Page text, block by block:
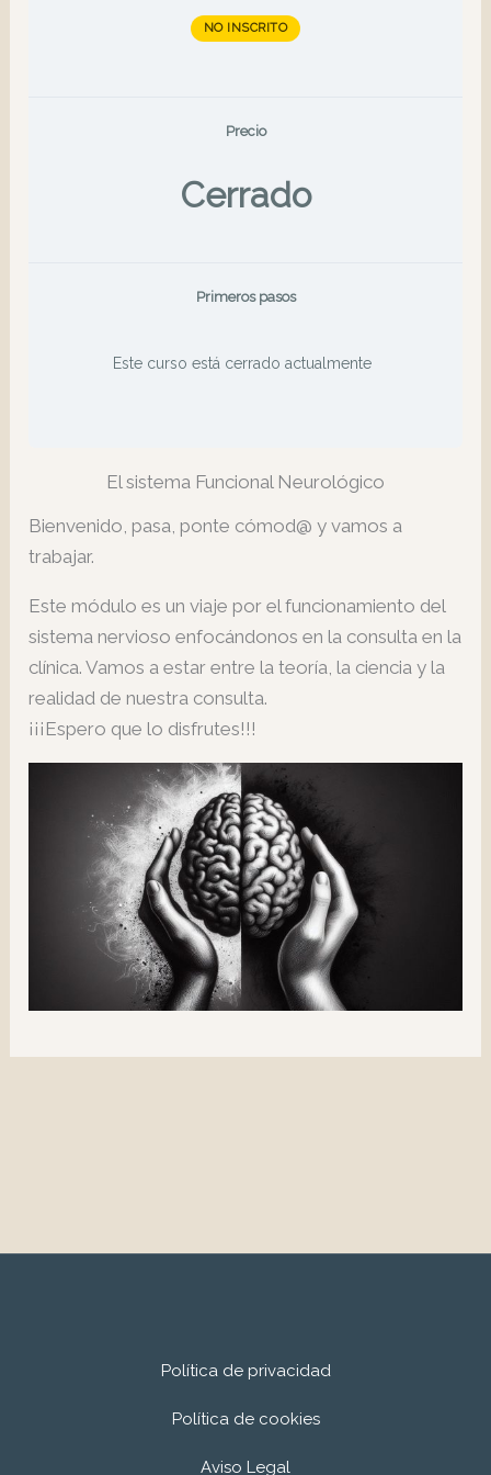
NO INSCRITO
Precio
Cerrado
Primeros pasos
Este curso está cerrado actualmente
El sistema Funcional Neurológico
Bienvenido, pasa, ponte cómod@ y vamos a
trabajar.
Este módulo es un viaje por el funcionamiento del
sistema nervioso enfocándonos en la consulta en la
clínica. Vamos a estar entre la teoría, la ciencia y la
realidad de nuestra consulta.
¡¡¡Espero que lo disfrutes!!!
Política de privacidad
Política de cookies
Aviso Legal